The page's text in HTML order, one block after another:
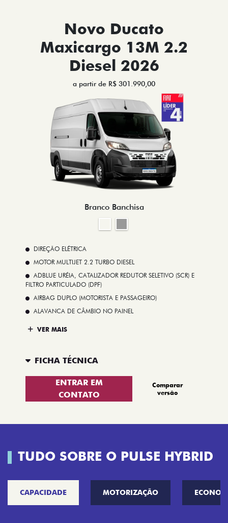
Novo Ducato
Maxicargo 13M 2.2
Diesel 2026
a partir de R$ 301.990,00
Branco Banchisa
DIREÇÃO ELÉTRICA
MOTOR MULTIJET 2.2 TURBO DIESEL
ADBLUE URÉIA, CATALIZADOR REDUTOR SELETIVO (SCR) E
FILTRO PARTICULADO (DPF)
AIRBAG DUPLO (MOTORISTA E PASSAGEIRO)
ALAVANCA DE CÂMBIO NO PAINEL
VER MAIS
FICHA TÉCNICA
ENTRAR EM
CONTATO
Comparar
versão
TUDO SOBRE O PULSE HYBRID
CAPACIDADE MOTORIZAÇÃO